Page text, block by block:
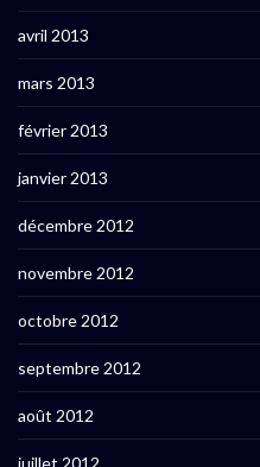
avril 2013
mars 2013
février 2013
janvier 2013
décembre 2012
novembre 2012
octobre 2012
septembre 2012
août 2012